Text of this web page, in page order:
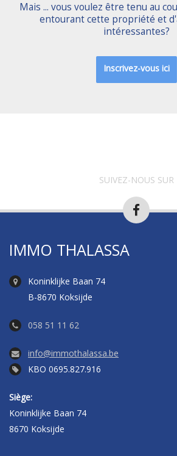
Mais ... vous voulez être tenu au
entourant cette propriété et
intéressantes?
Inscrivez-vous ici
SUIVEZ-NOUS SUR
IMMO THALASSA
Koninklijke Baan 74
B-8670 Koksijde
058 51 11 62
info@immothalassa.be
KBO 0695.827.916
Siège:
Koninklijke Baan 74
8670 Koksijde